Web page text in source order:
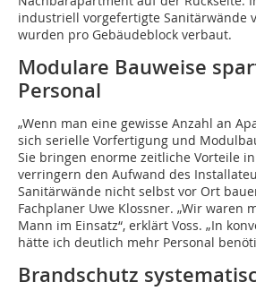
industriell vorgefertigte Sanitärwände
wurden pro Gebäudeblock verbaut.
Modulare Bauweise
Personal
„Wenn man eine gewisse Anzahl an
sich serielle Vorfertigung und
Sie bringen enorme zeitliche Vorteile
verringern den Aufwand des
Sanitärwände nicht selbst vor Ort
Fachplaner Uwe Klossner. „Wir waren
Mann im Einsatz“, erklärt Voss. „In
hätte ich deutlich mehr Personal
Brandschutz